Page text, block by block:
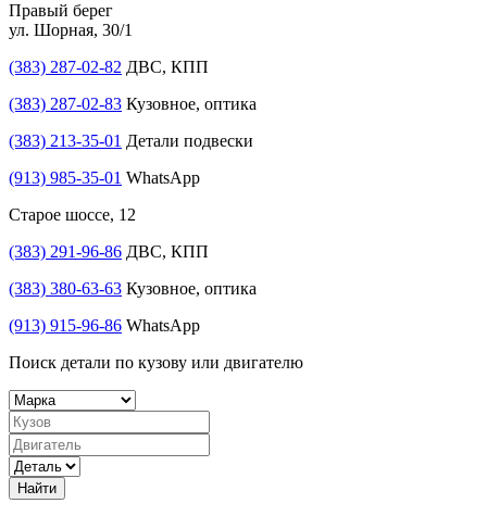
Правый берег
ул. Шорная, 30/1
(383) 287-02-82 ДВС, КПП
(383) 287-02-83 Кузовное, оптика
(383) 213-35-01 Детали подвески
(913) 985-35-01 WhatsApp
Старое шоссе, 12
(383) 291-96-86 ДВС, КПП
(383) 380-63-63 Кузовное, оптика
(913) 915-96-86 WhatsApp
Поиск детали по кузову или двигателю
Найти